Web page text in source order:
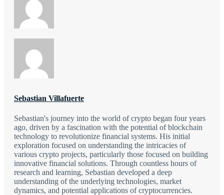
Sebastian Villafuerte
Sebastian's journey into the world of crypto began four years
ago, driven by a fascination with the potential of blockchain
technology to revolutionize financial systems. His initial
exploration focused on understanding the intricacies of
various crypto projects, particularly those focused on building
innovative financial solutions. Through countless hours of
research and learning, Sebastian developed a deep
understanding of the underlying technologies, market
dynamics, and potential applications of cryptocurrencies.